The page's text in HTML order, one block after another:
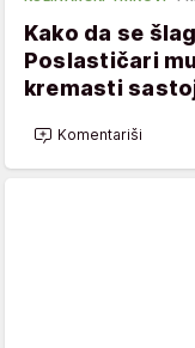
Kako da se
Poslastičari
kremasti
Komentariši